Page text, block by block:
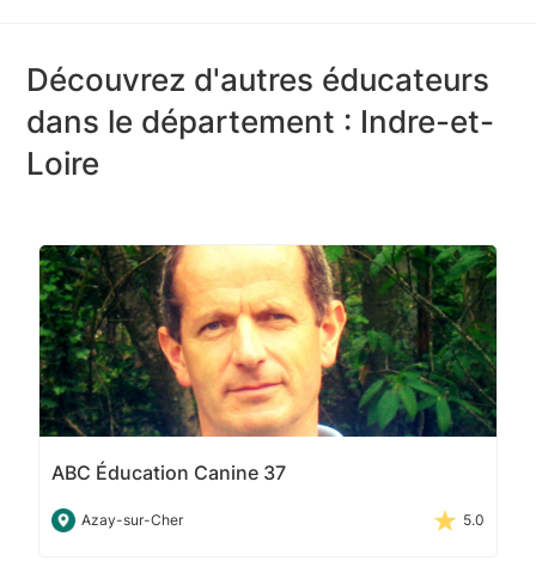
Découvrez d'autres éducateurs
dans le département : Indre-et-
Loire
ABC Éducation Canine 37
Azay-sur-Cher 5.0